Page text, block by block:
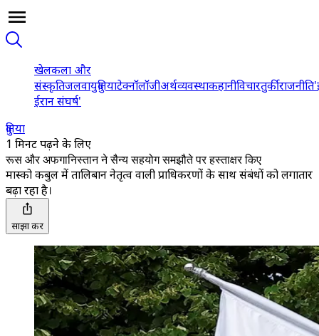
खेलकला और
संस्कृतिजलवायुदुनियाटेक्नॉलॉजीअर्थव्यवस्थाकहानीविचारतुर्कीराजनीति
ईरान संघर्ष'
दुनिया
1 मिनट पढ़ने के लिए
रूस और अफगानिस्तान ने सैन्य सहयोग समझौते पर हस्ताक्षर किए
मास्को कबुल में तालिबान नेतृत्व वाली प्राधिकरणों के साथ संबंधों को लगातार
बढ़ा रहा है।
साझा करें